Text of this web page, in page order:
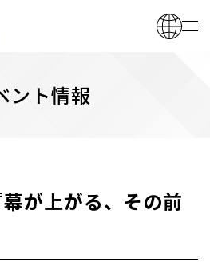
ント情報
が上がる、その前